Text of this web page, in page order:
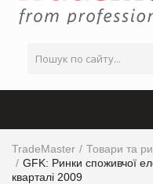
TradeMaster Товари та
GFK: Ринки споживчої
кварталі 2009